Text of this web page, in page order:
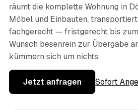
räumt die komplette Wohnung in
Möbel und Einbauten,
fachgerecht — fristgerecht bis
Wunsch besenrein zur Übergabe
kümmern sich um nichts.
Jetzt anfragen Sofort